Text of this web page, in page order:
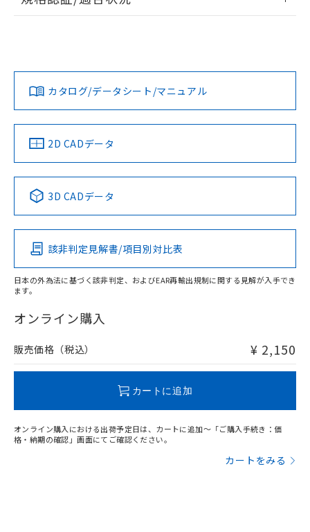
ログイン/会員登録
ダウンロードデータをご利用いただく前に、以下を必ずお読
みください。
ソフトウェアの使用条件
EU RoHS 注意事項・凡例
対応済み
中国 RoHS 注意事項・凡例
Pb Hg Cd Cr(VI)
O
在庫等で未対応品が混在する可能性があります。
問い合わせください。
カタログ/データシート/マニュアル
2D CADデータ
3D CADデータ
該非判定見解書/項目別対比表
日本の外為法に基づく該非判定、およびEAR再輸出規制に関する見解が入手でき
ます。
オンライン購入
販売価格（税込） ¥ 2,150
カートに追加
オンライン購入における出荷予定日は、カートに追加～「ご購入手続き：価
格・納期の確認」画面にてご確認ください。
カートをみる
欄に対応日を記載しておりました。